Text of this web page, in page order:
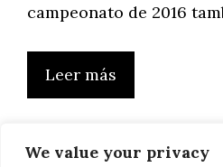
We value your privacy
campeonato de 2016
Leer más